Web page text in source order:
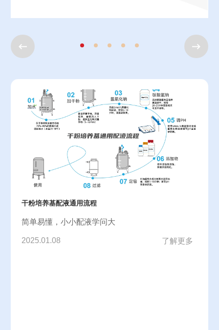
干粉培养基配液通用流程
简单易懂，小小配液学问大
2025.01.08 了解更多